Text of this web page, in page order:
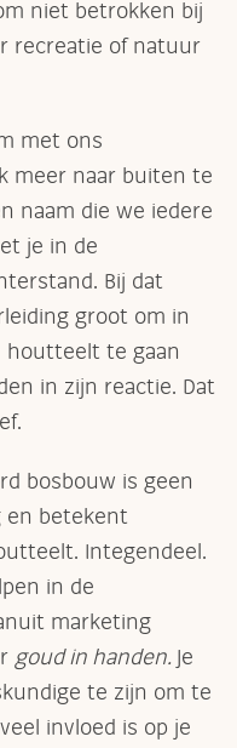
niet betrokken bij
recreatie of natuur
met ons
meer naar buiten te
naam die we iedere
je in de
Bij dat
groot om in
houtteelt te gaan
in zijn reactie. Dat
bosbouw is geen
en betekent
Integendeel.
in de
marketing
goud in handen. Je
te zijn om te
invloed is op je